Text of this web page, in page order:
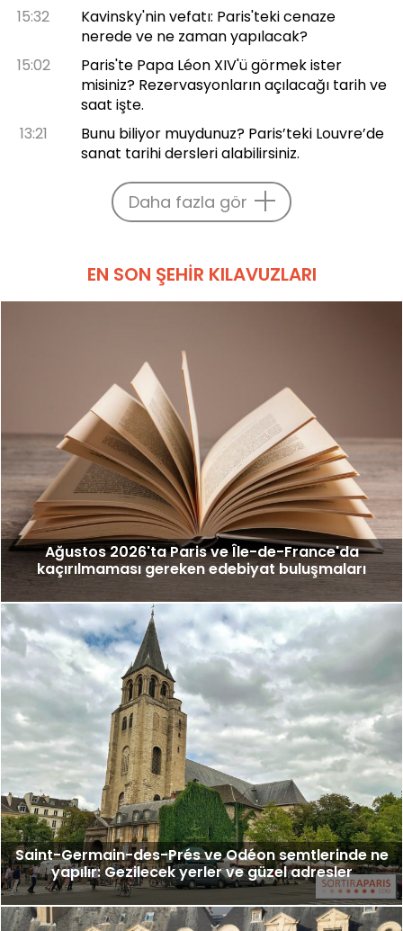
15:32
Kavinsky'nin vefatı: Paris'teki cenaze
nerede ve ne zaman yapılacak?
15:02
Paris'te Papa Léon XIV'ü görmek ister
misiniz? Rezervasyonların açılacağı tarih ve
saat işte.
13:21
Bunu biliyor muydunuz? Paris’teki Louvre’de
sanat tarihi dersleri alabilirsiniz.
Daha fazla gör
EN SON ŞEHIR KILAVUZLARI
Ağustos 2026'ta Paris ve Île-de-France'da
kaçırılmaması gereken edebiyat buluşmaları
Saint-Germain-des-Prés ve Odéon semtlerinde ne
yapılır: Gezilecek yerler ve güzel adresler